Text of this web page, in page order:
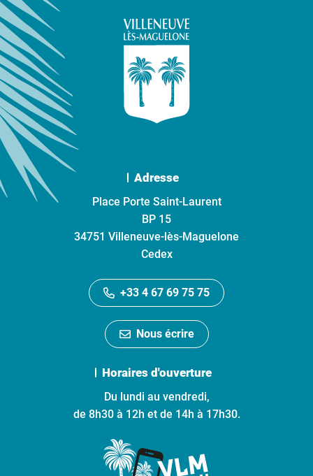
Adresse
Place Porte Saint-Laurent
BP 15
34751 Villeneuve-lès-Maguelone
Cedex
+33 4 67 69 75 75
Nous écrire
Horaires d'ouverture
Du lundi au vendredi,
de 8h30 à 12h et de 14h à 17h30.